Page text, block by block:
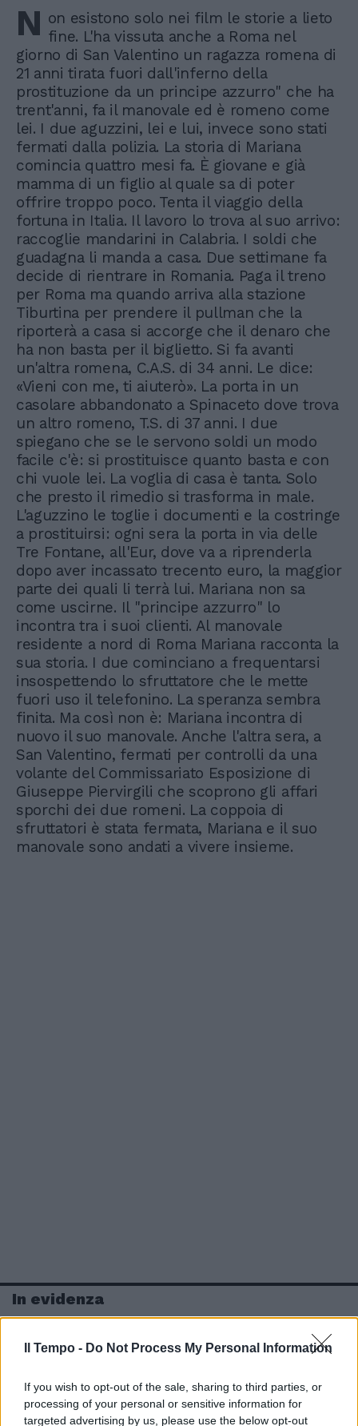
Il Tempo - Do Not Process My Personal Information
If you wish to opt-out of the sale, sharing to third parties, or
processing of your personal or sensitive information for
targeted advertising by us, please use the below opt-out
N on esistono solo nei film le storie a lieto
fine. L'ha vissuta anche a Roma nel
giorno di San Valentino un ragazza romena di
21 anni tirata fuori dall'inferno della
prostituzione da un principe azzurro" che ha
trent'anni, fa il manovale ed è romeno come
lei. I due aguzzini, lei e lui, invece sono stati
fermati dalla polizia. La storia di Mariana
comincia quattro mesi fa. È giovane e già
mamma di un figlio al quale sa di poter
offrire troppo poco. Tenta il viaggio della
fortuna in Italia. Il lavoro lo trova al suo arrivo:
raccoglie mandarini in Calabria. I soldi che
guadagna li manda a casa. Due settimane fa
decide di rientrare in Romania. Paga il treno
per Roma ma quando arriva alla stazione
Tiburtina per prendere il pullman che la
riporterà a casa si accorge che il denaro che
ha non basta per il biglietto. Si fa avanti
un'altra romena, C.A.S. di 34 anni. Le dice:
«Vieni con me, ti aiuterò». La porta in un
casolare abbandonato a Spinaceto dove trova
un altro romeno, T.S. di 37 anni. I due
spiegano che se le servono soldi un modo
facile c'è: si prostituisce quanto basta e con
chi vuole lei. La voglia di casa è tanta. Solo
che presto il rimedio si trasforma in male.
L'aguzzino le toglie i documenti e la costringe
a prostituirsi: ogni sera la porta in via delle
Tre Fontane, all'Eur, dove va a riprenderla
dopo aver incassato trecento euro, la maggior
parte dei quali li terrà lui. Mariana non sa
come uscirne. Il "principe azzurro" lo
incontra tra i suoi clienti. Al manovale
residente a nord di Roma Mariana racconta la
sua storia. I due cominciano a frequentarsi
insospettendo lo sfruttatore che le mette
fuori uso il telefonino. La speranza sembra
finita. Ma così non è: Mariana incontra di
nuovo il suo manovale. Anche l'altra sera, a
San Valentino, fermati per controlli da una
volante del Commissariato Esposizione di
Giuseppe Piervirgili che scoprono gli affari
sporchi dei due romeni. La coppoia di
sfruttatori è stata fermata, Mariana e il suo
manovale sono andati a vivere insieme.
In evidenza